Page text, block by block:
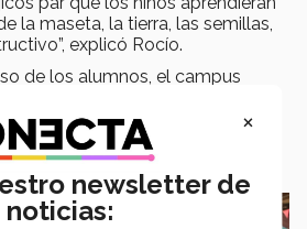
la maseta, la tierra, las semillas,
explicó Rocío.
de los alumnos, el campus
en primer lugar a nivel
la meta dejada en 2017 se veía
×
newsletter de
noticias: